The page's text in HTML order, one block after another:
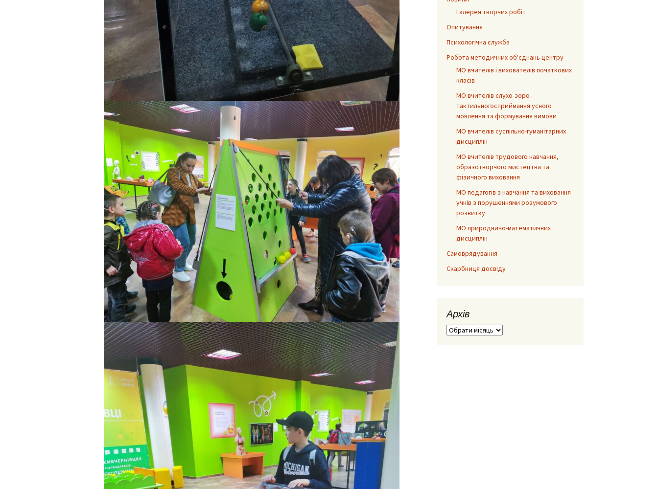
Галерея творчих робіт
Опитування
Психологічна служба
Робота методичних об'єднань центру
МО вчителів і вихователів початкових
класів
МО вчителів слухо-зоро-
тактильногосприймання усного
мовлення та формування вимови
МО вчителів суспільно-гуманітарних
дисциплін
МО вчителів трудового навчання,
образотворчого мистецтва та
фізичного виховання
МО педагогів з навчання та виховання
учнів з порушеннями розумового
розвитку
МО природничо-математичних
дисциплін
Самоврядування
Скарбниця досвіду
Архів
Архів